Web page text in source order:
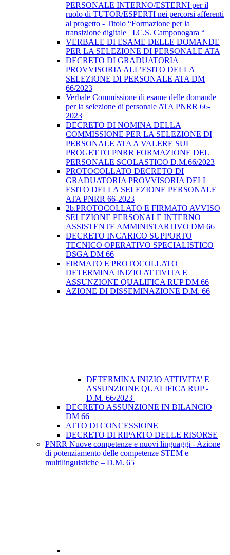
PERSONALE INTERNO/ESTERNI per il
ruolo di TUTOR/ESPERTI nei percorsi afferenti
al progetto - Titolo “Formazione per la
transizione digitale _I.C.S. Camponogara “
VERBALE DI ESAME DELLE DOMANDE
PER LA SELEZIONE DI PERSONALE ATA
DECRETO DI GRADUATORIA
PROVVISORIA ALL’ESITO DELLA
SELEZIONE DI PERSONALE ATA DM
66/2023
Verbale Commissione di esame delle domande
per la selezione di personale ATA PNRR 66-
2023
DECRETO DI NOMINA DELLA
COMMISSIONE PER LA SELEZIONE DI
PERSONALE ATA A VALERE SUL
PROGETTO PNRR FORMAZIONE DEL
PERSONALE SCOLASTICO D.M.66/2023
PROTOCOLLATO DECRETO DI
GRADUATORIA PROVVISORIA DELL
ESITO DELLA SELEZIONE PERSONALE
ATA PNRR 66-2023
2b.PROTOCOLLATO E FIRMATO AVVISO
SELEZIONE PERSONALE INTERNO
ASSISTENTE AMMINISTARTIVO DM 66
DECRETO INCARICO SUPPORTO
TECNICO OPERATIVO SPECIALISTICO
DSGA DM 66
FIRMATO E PROTOCOLLATO
DETERMINA INIZIO ATTIVITA E
ASSUNZIONE QUALIFICA RUP DM 66
AZIONE DI DISSEMINAZIONE D.M. 66
DETERMINA INIZIO ATTIVITA’ E
ASSUNZIONE QUALIFICA RUP -
D.M. 66/2023
DECRETO ASSUNZIONE IN BILANCIO
DM 66
ATTO DI CONCESSIONE
DECRETO DI RIPARTO DELLE RISORSE
PNRR Nuove competenze e nuovi linguaggi - Azione
di potenziamento delle competenze STEM e
multilinguistiche – D.M. 65